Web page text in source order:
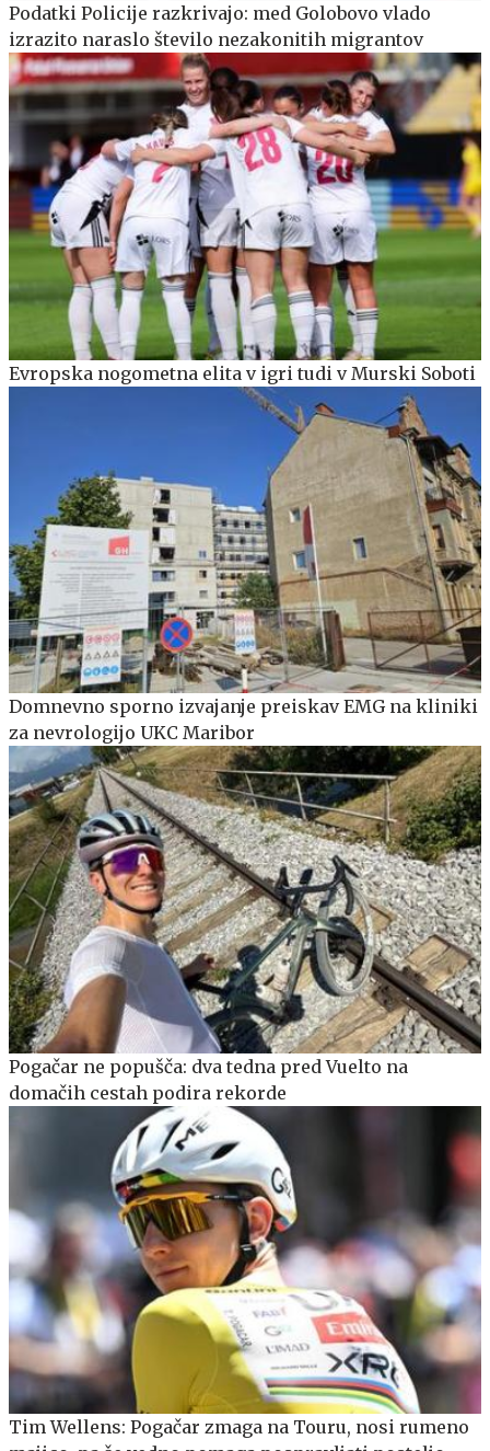
Podatki Policije razkrivajo: med Golobovo vlado
izrazito naraslo število nezakonitih migrantov
Evropska nogometna elita v igri tudi v Murski Soboti
Domnevno sporno izvajanje preiskav EMG na kliniki
za nevrologijo UKC Maribor
Pogačar ne popušča: dva tedna pred Vuelto na
domačih cestah podira rekorde
Tim Wellens: Pogačar zmaga na Touru, nosi rumeno